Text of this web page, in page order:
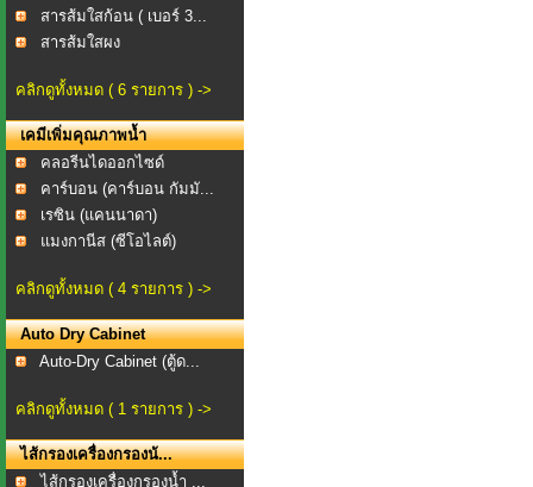
สารส้มใสก้อน ( เบอร์ 3...
สารส้มใสผง
คลิกดูทั้งหมด ( 6 รายการ ) ->
เคมีเพิ่มคุณภาพน้ำ
คลอรีนไดออกไซด์
คาร์บอน (คาร์บอน กัมมั...
เรซิน (แคนนาดา)
แมงกานีส (ซีโอไลต์)
คลิกดูทั้งหมด ( 4 รายการ ) ->
Auto Dry Cabinet
Auto-Dry Cabinet (ตู้ด...
คลิกดูทั้งหมด ( 1 รายการ ) ->
ไส้กรองเครื่องกรองน้...
ไส้กรองเครื่องกรองน้ำ ...